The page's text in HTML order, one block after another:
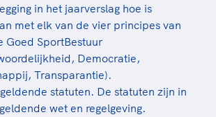
van je moeder of de
van je buurjongen.
staat de club? Wat mag wel
de kleedkamer, kantine en online?
niet? Een gedragscode geeft
en is dus een belangrijk
het clubbeleid rondom gewenst en
in het jaarverslag hoe is
met elk van de vier principes van
Goed SportBestuur
Democratie,
Transparantie).
statuten. De statuten zijn in
wet en regelgeving.